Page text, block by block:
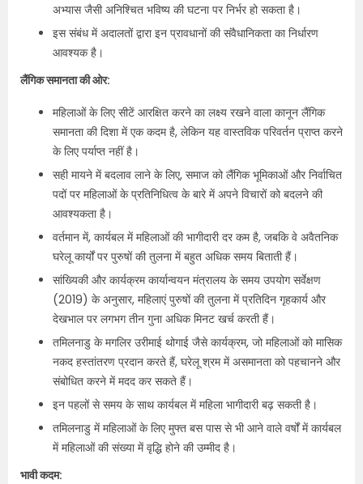
अभ्यास जैसी अनिश्चित भविष्य की घटना पर निर्भर हो सकता है।
इस संबंध में अदालतों द्वारा इन प्रावधानों की संवैधानिकता का निर्धारण
आवश्यक है।
लैंगिक समानता की ओर:
महिलाओं के लिए सीटें आरक्षित करने का लक्ष्य रखने वाला कानून लैंगिक
समानता की दिशा में एक कदम है, लेकिन यह वास्तविक परिवर्तन प्राप्त करने
के लिए पर्याप्त नहीं है।
सही मायने में बदलाव लाने के लिए, समाज को लैंगिक भूमिकाओं और निर्वाचित
पदों पर महिलाओं के प्रतिनिधित्व के बारे में अपने विचारों को बदलने की
आवश्यकता है।
वर्तमान में, कार्यबल में महिलाओं की भागीदारी दर कम है, जबकि वे अवैतनिक
घरेलू कार्यों पर पुरुषों की तुलना में बहुत अधिक समय बिताती हैं।
सांख्यिकी और कार्यक्रम कार्यान्वयन मंत्रालय के समय उपयोग सर्वेक्षण
(2019) के अनुसार, महिलाएं पुरुषों की तुलना में प्रतिदिन गृहकार्य और
देखभाल पर लगभग तीन गुना अधिक मिनट खर्च करती हैं।
तमिलनाडु के मगलिर उरीमाई थोगाई जैसे कार्यक्रम, जो महिलाओं को मासिक
नकद हस्तांतरण प्रदान करते हैं, घरेलू श्रम में असमानता को पहचानने और
संबोधित करने में मदद कर सकते हैं।
इन पहलों से समय के साथ कार्यबल में महिला भागीदारी बढ़ सकती है।
तमिलनाडु में महिलाओं के लिए मुफ्त बस पास से भी आने वाले वर्षों में कार्यबल
में महिलाओं की संख्या में वृद्धि होने की उम्मीद है।
भावी कदम: